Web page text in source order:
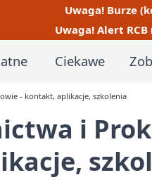
Uwaga! Burze
Uwaga! Alert
Ciekawe
- kontakt, aplikacje, szkolenia
i